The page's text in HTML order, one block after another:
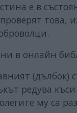
е в
това,
в онлайн
(дълбок)
редува
му са